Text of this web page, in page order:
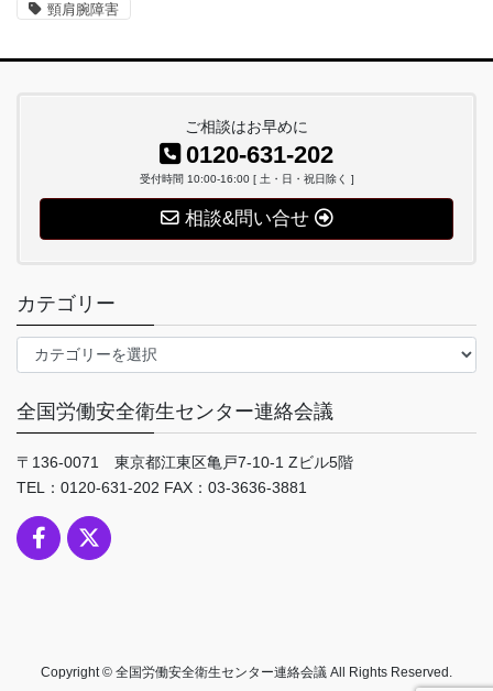
頸肩腕障害
ご相談はお早めに
0120-631-202
受付時間 10:00-16:00 [ 土・日・祝日除く ]
相談&問い合せ
カテゴリー
テ
リ
ー
全国労働安全衛生センター連絡会議
〒136-0071 東京都江東区亀戸7-10-1 Zビル5階
TEL：0120-631-202 FAX：03-3636-3881
Copyright © 全国労働安全衛生センター連絡会議 All Rights Reserved.